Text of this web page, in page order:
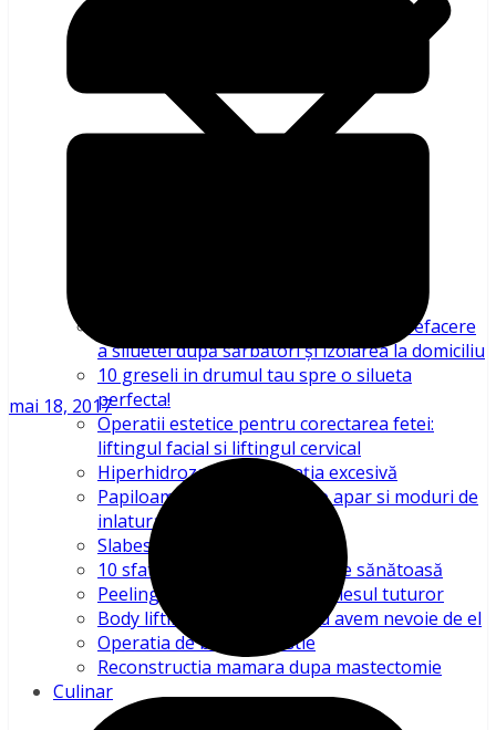
“Silhouette Friendly”- un program de refacere
a siluetei după sărbători și izolarea la domiciliu
10 greseli in drumul tau spre o silueta
perfecta!
Operatii estetice pentru corectarea fetei:
liftingul facial si liftingul cervical
Hiperhidroza – transpirația excesivă
Papiloamele – ce sunt, de ce apar si moduri de
inlaturare
Slabeste sarind coarda!
10 sfaturi pentru o alimentație sănătoasă
Peelingurile chimice – pe înțelesul tuturor
Body lifting – ce este si cand avem nevoie de el
Operatia de blefaroplastie
Reconstructia mamara dupa mastectomie
Culinar
mai 18, 2017